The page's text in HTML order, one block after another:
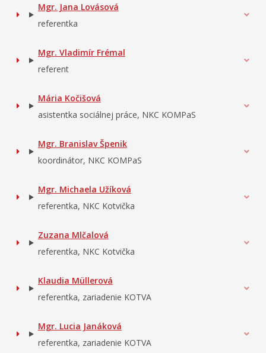
Mgr. Jana Lovásová
referentka
Mgr. Vladimír Frémal
referent
Mária Kočišová
asistentka sociálnej práce, NKC KOMPaS
Mgr. Branislav Špenik
koordinátor, NKC KOMPaS
Mgr. Michaela Užíková
referentka, NKC Kotvička
Zuzana Mlčalová
referentka, NKC Kotvička
Klaudia Müllerová
referentka, zariadenie KOTVA
Mgr. Lucia Janáková
referentka, zariadenie KOTVA